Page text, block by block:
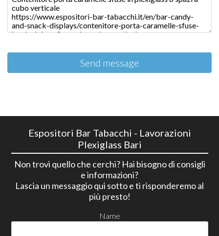
Send message
Espositori Bar Tabacchi - Lavorazioni
Plexiglass Bari
Non trovi quello che cerchi? Hai bisogno di consigli
e informazioni?
Lascia un messaggio qui sotto e ti risponderemo al
più presto!
Name